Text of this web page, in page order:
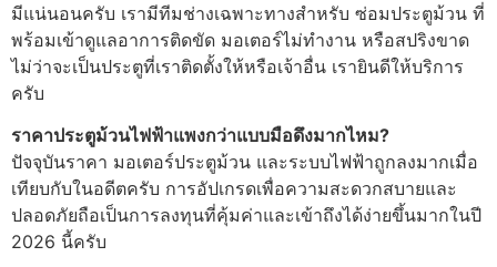
มีแน่นอนครับ เรามีทีมช่างเฉพาะทางสำหรับ ซ่อมประตูม้วน ที่
พร้อมเข้าดูแลอาการติดขัด มอเตอร์ไม่ทำงาน หรือสปริงขาด
ไม่ว่าจะเป็นประตูที่เราติดตั้งให้หรือเจ้าอื่น เรายินดีให้บริการ
ครับ
ราคาประตูม้วนไฟฟ้าแพงกว่าแบบมือดึงมากไหม?
ปัจจุบันราคา มอเตอร์ประตูม้วน และระบบไฟฟ้าถูกลงมากเมื่อ
เทียบกับในอดีตครับ การอัปเกรดเพื่อความสะดวกสบายและ
ปลอดภัยถือเป็นการลงทุนที่คุ้มค่าและเข้าถึงได้ง่ายขึ้นมากในปี
2026 นี้ครับ